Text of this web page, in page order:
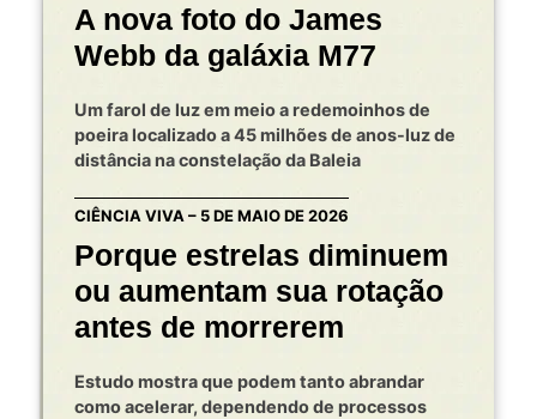
A nova foto do James
Webb da galáxia M77
Um farol de luz em meio a redemoinhos de
poeira localizado a 45 milhões de anos-luz de
distância na constelação da Baleia
CIÊNCIA VIVA – 5 DE MAIO DE 2026
Porque estrelas diminuem
ou aumentam sua rotação
antes de morrerem
Estudo mostra que podem tanto abrandar
como acelerar, dependendo de processos